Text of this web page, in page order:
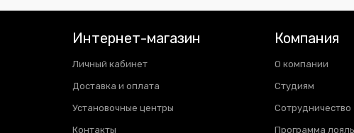
Интернет-магазин
Личный кабинет
Доставка и оплата
Установочные центры
Контакты
Компания
О компании
Студиям
Сотрудничество
Программа